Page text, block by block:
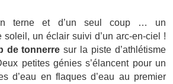
terne et d’un seul coup … un
soleil, un éclair suivi d’un arc-en-ciel !
de tonnerre sur la piste d’athlétisme
petites génies s’élancent pour un
d’eau en flaques d’eau au premier